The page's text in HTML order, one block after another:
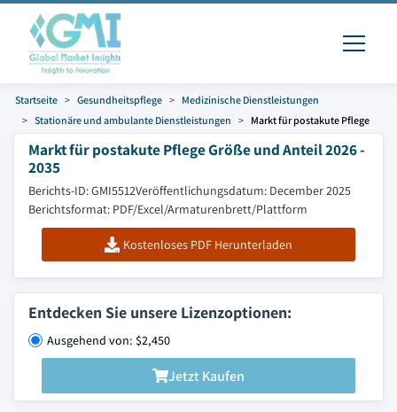
Startseite Gesundheitspflege
Medizinische Dienstleistungen
Stationäre und ambulante Dienstleistungen
Markt für postakute Pflege
Markt für postakute Pflege Größe und Anteil 2026 -
2035
Berichts-ID: GMI5512Veröffentlichungsdatum: December 2025
Berichtsformat: PDF/Excel/Armaturenbrett/Plattform
Kostenloses PDF Herunterladen
Entdecken Sie unsere Lizenzoptionen:
Ausgehend von: $2,450
Jetzt Kaufen